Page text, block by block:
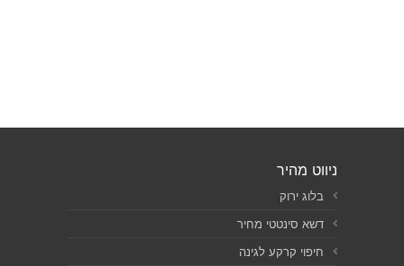
ניווט מהיר
בלוג ירוק
דשא סינטטי מחיר
חיפוי קרקע לגינה